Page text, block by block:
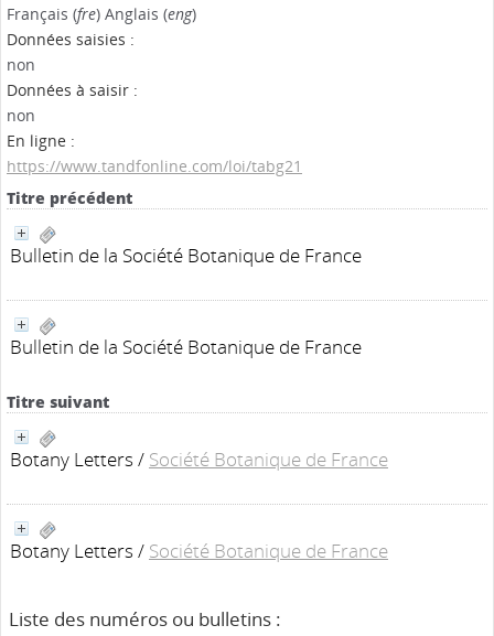
Français (fre) Anglais (eng)
Données saisies :
non
Données à saisir :
non
En ligne :
https://www.tandfonline.com/loi/tabg21
Titre précédent
Bulletin de la Société Botanique de France
Bulletin de la Société Botanique de France
Titre suivant
Botany Letters / Société Botanique de France
Botany Letters / Société Botanique de France
Liste des numéros ou bulletins :